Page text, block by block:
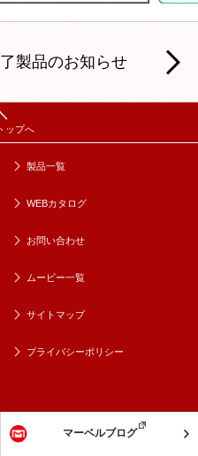
製品のお知らせ
製品一覧
WEBカタログ
お問い合わせ
ムービー一覧
サイトマップ
プライバシーポリシー
マーベルブログ